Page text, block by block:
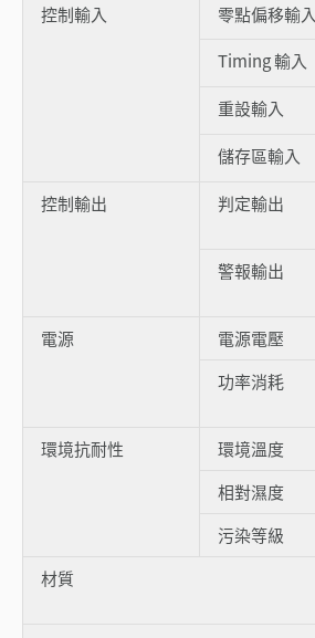
控制輸入
零點偏移輸入
Timing 輸入
重設輸入
儲存區輸入
控制輸出 判定輸出
警報輸出
電源 電源電壓
功率消耗
環境抗耐性
環境溫度
相對濕度
污染等級
材質